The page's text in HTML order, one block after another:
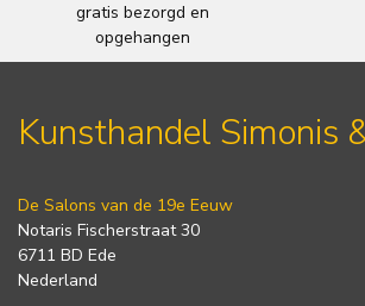
gratis bezorgd en
opgehangen
Kunsthandel Simonis
De Salons van de 19e Eeuw
Notaris Fischerstraat 30
6711 BD Ede
Nederland